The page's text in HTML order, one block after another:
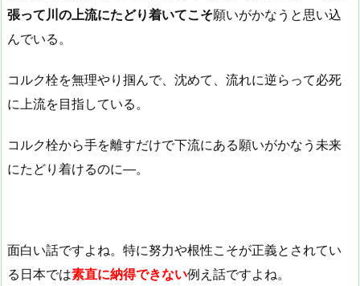
張って川の上流にたどり着いてこそ願いがかなうと思い込
んでいる。
コルク栓を無理やり掴んで、沈めて、流れに逆らって必死
に上流を目指している。
コルク栓から手を離すだけで下流にある願いがかなう未来
にたどり着けるのに―。
面白い話ですよね。特に努力や根性こそが正義とされてい
る日本では素直に納得できない例え話ですよね。